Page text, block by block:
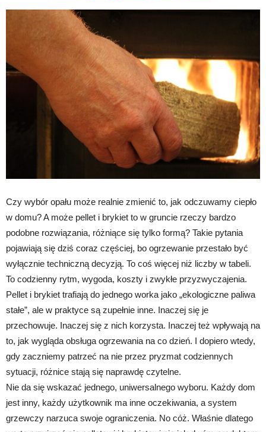
Czy wybór opału może realnie zmienić to, jak odczuwamy ciepło
w domu? A może pellet i brykiet to w gruncie rzeczy bardzo
podobne rozwiązania, różniące się tylko formą? Takie pytania
pojawiają się dziś coraz częściej, bo ogrzewanie przestało być
wyłącznie techniczną decyzją. To coś więcej niż liczby w tabeli.
To codzienny rytm, wygoda, koszty i zwykłe przyzwyczajenia.
Pellet i brykiet trafiają do jednego worka jako „ekologiczne paliwa
stałe”, ale w praktyce są zupełnie inne. Inaczej się je
przechowuje. Inaczej się z nich korzysta. Inaczej też wpływają na
to, jak wygląda obsługa ogrzewania na co dzień. I dopiero wtedy,
gdy zaczniemy patrzeć na nie przez pryzmat codziennych
sytuacji, różnice stają się naprawdę czytelne.
Nie da się wskazać jednego, uniwersalnego wyboru. Każdy dom
jest inny, każdy użytkownik ma inne oczekiwania, a system
grzewczy narzuca swoje ograniczenia. No cóż. Właśnie dlatego